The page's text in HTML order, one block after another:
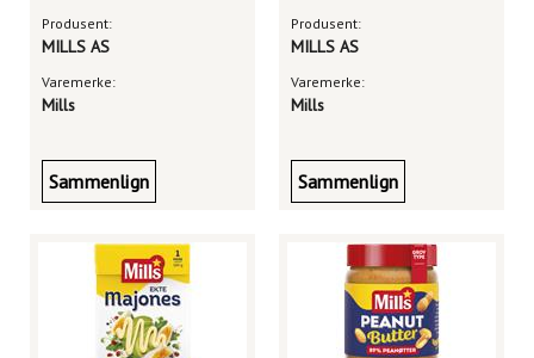
Produsent:
MILLS AS
Varemerke:
Mills
Sammenlign
Produsent:
MILLS AS
Varemerke:
Mills
Sammenlign